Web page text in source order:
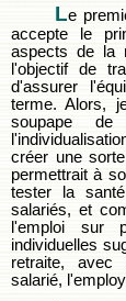
Le
accepte le
aspects de la
l'objectif de
d'assurer
terme. Alors,
soupape de
créer une
permettrait à
tester la
salariés, et
l'emploi sur
individuelles
retraite, avec
salarié,